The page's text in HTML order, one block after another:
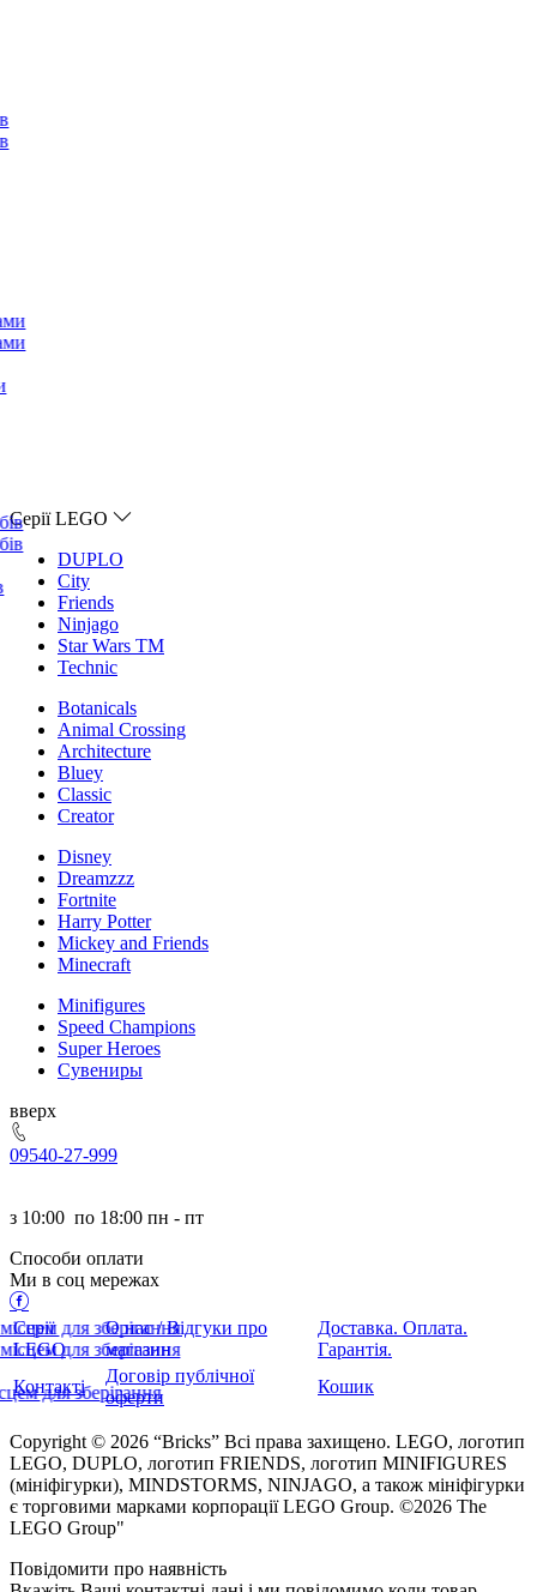
Серії LEGO
DUPLO
City
Friends
Ninjago
Star Wars TM
Technic
Botanicals
Animal Crossing
Architecture
Bluey
Classic
Creator
Disney
Dreamzzz
Fortnite
Harry Potter
Mickey and Friends
Minecraft
Minifigures
Speed Champions
Super Heroes
Сувениры
ерх
09540-27-999
з 10:00 по 18:00 пн - пт
Способи оплати
Ми в соц мережах
Серії
LEGO
О нас / Відгуки про
магазин
Доставка. Оплата.
Гарантія.
Контакті
Договір публічної
оферти
Кошик
Copyright © 2026 “Bricks” Всі права захищено. LEGO, логотип
LEGO, DUPLO, логотип FRIENDS, логотип MINIFIGURES
(мініфігурки), MINDSTORMS, NINJAGO, а також мініфігурки
є торговими марками корпорації LEGO Group. ©2026 The
LEGO Group"
Повідомити про наявність